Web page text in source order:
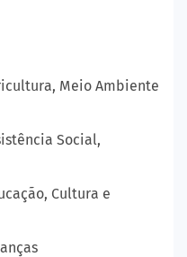
Meio Ambiente
Social,
Cultura e